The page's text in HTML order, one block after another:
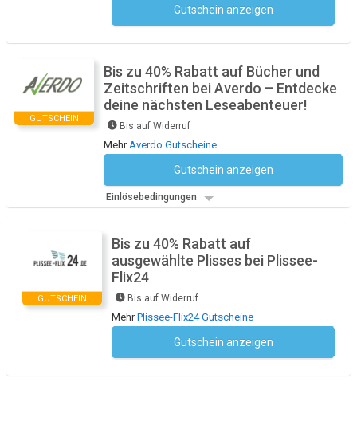
Gutschein anzeigen
GUTSCHEIN
Bis zu 40% Rabatt auf Bücher und
Zeitschriften bei Averdo – Entdecke
deine nächsten Leseabenteuer!
Bis auf Widerruf
MehrAverdo Gutscheine
Gutschein anzeigen
Einlösebedingungen
GUTSCHEIN
Bis zu 40% Rabatt auf
ausgewählte Plisses bei Plissee-
Flix24
Bis auf Widerruf
MehrPlissee-Flix24 Gutscheine
Gutschein anzeigen